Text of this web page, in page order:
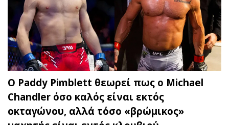
O Paddy Pimblett θεωρεί πως ο Michael
Chandler όσο καλός είναι εκτός
οκταγώνου, αλλά τόσο «βρώμικος»